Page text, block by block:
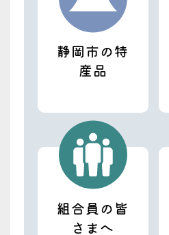
トピックス
【10月限定】JA直売所で
用がおトク！
オクラの産地化を目指
の目ぞろえ会開催
2026.07.16
令和８年度 准組合員懇
静岡市の特
産品
組合員の皆
さまへ